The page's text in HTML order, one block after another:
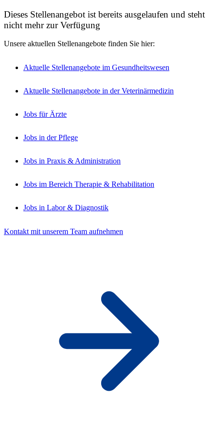
Dieses Stellenangebot ist bereits ausgelaufen und steht
nicht mehr zur Verfügung
Unsere aktuellen Stellenangebote finden Sie hier:
Aktuelle Stellenangebote im Gesundheitswesen
Aktuelle Stellenangebote in der Veterinärmedizin
Jobs für Ärzte
Jobs in der Pflege
Jobs in Praxis & Administration
Jobs im Bereich Therapie & Rehabilitation
Jobs in Labor & Diagnostik
Kontakt mit unserem Team aufnehmen